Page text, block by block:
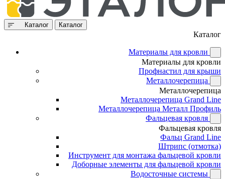
Каталог Каталог
Каталог
Материалы для кровли
Материалы для кровли
Профнастил для крыши
Металлочерепица
Металлочерепица
Металлочерепица Grand Line
Металлочерепица Металл Профиль
Фальцевая кровля
Фальцевая кровля
Фальц Grand Line
Штрипс (отмотка)
Инструмент для монтажа фальцевой кровли
Доборные элементы для фальцевой кровли
Водосточные системы